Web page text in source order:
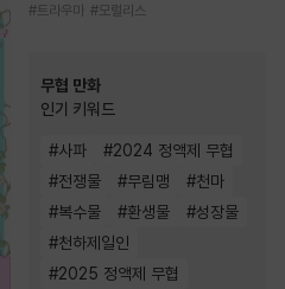
#트라우마 #모럴리스
무협 만화
인기 키워드
#사파 #2024 정액제 무협
#전쟁물 #무림맹 #천마
#복수물 #환생물 #성장물
#천하제일인
#2025 정액제 무협